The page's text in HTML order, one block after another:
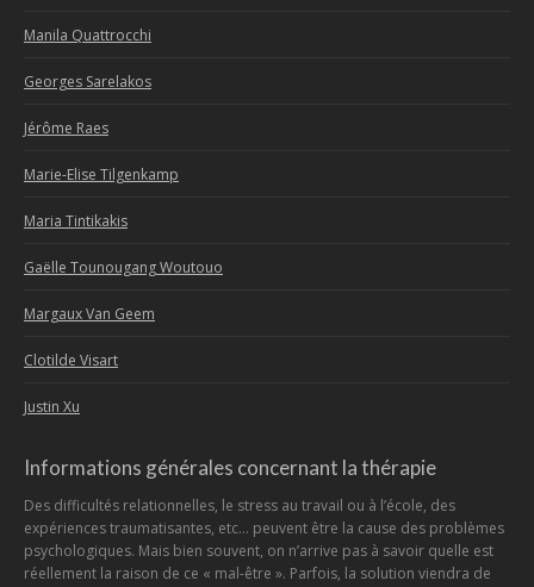
Manila Quattrocchi
Georges Sarelakos
Jérôme Raes
Marie-Elise Tilgenkamp
Maria Tintikakis
Gaëlle Tounougang Woutouo
Margaux Van Geem
Clotilde Visart
Justin Xu
Informations générales concernant la thérapie
Des difficultés relationnelles, le stress au travail ou à l’école, des
expériences traumatisantes, etc… peuvent être la cause des problèmes
psychologiques. Mais bien souvent, on n’arrive pas à savoir quelle est
réellement la raison de ce « mal-être ». Parfois, la solution viendra de